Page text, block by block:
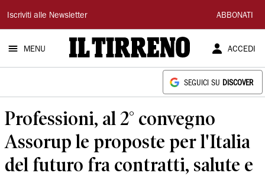
Il
Tirreno
Iscriviti alle Newsletter ABBONATI
MENU ACCEDI
SEGUICI SU DISCOVER
Professioni, al 2° convegno
Assorup le proposte per l'Italia
del futuro fra contratti, salute e